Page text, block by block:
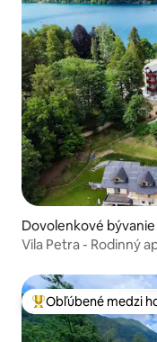
Dovolenkové
Vila Petra - Rodinný
Najobľúbenejšie
Obľúbené medzi